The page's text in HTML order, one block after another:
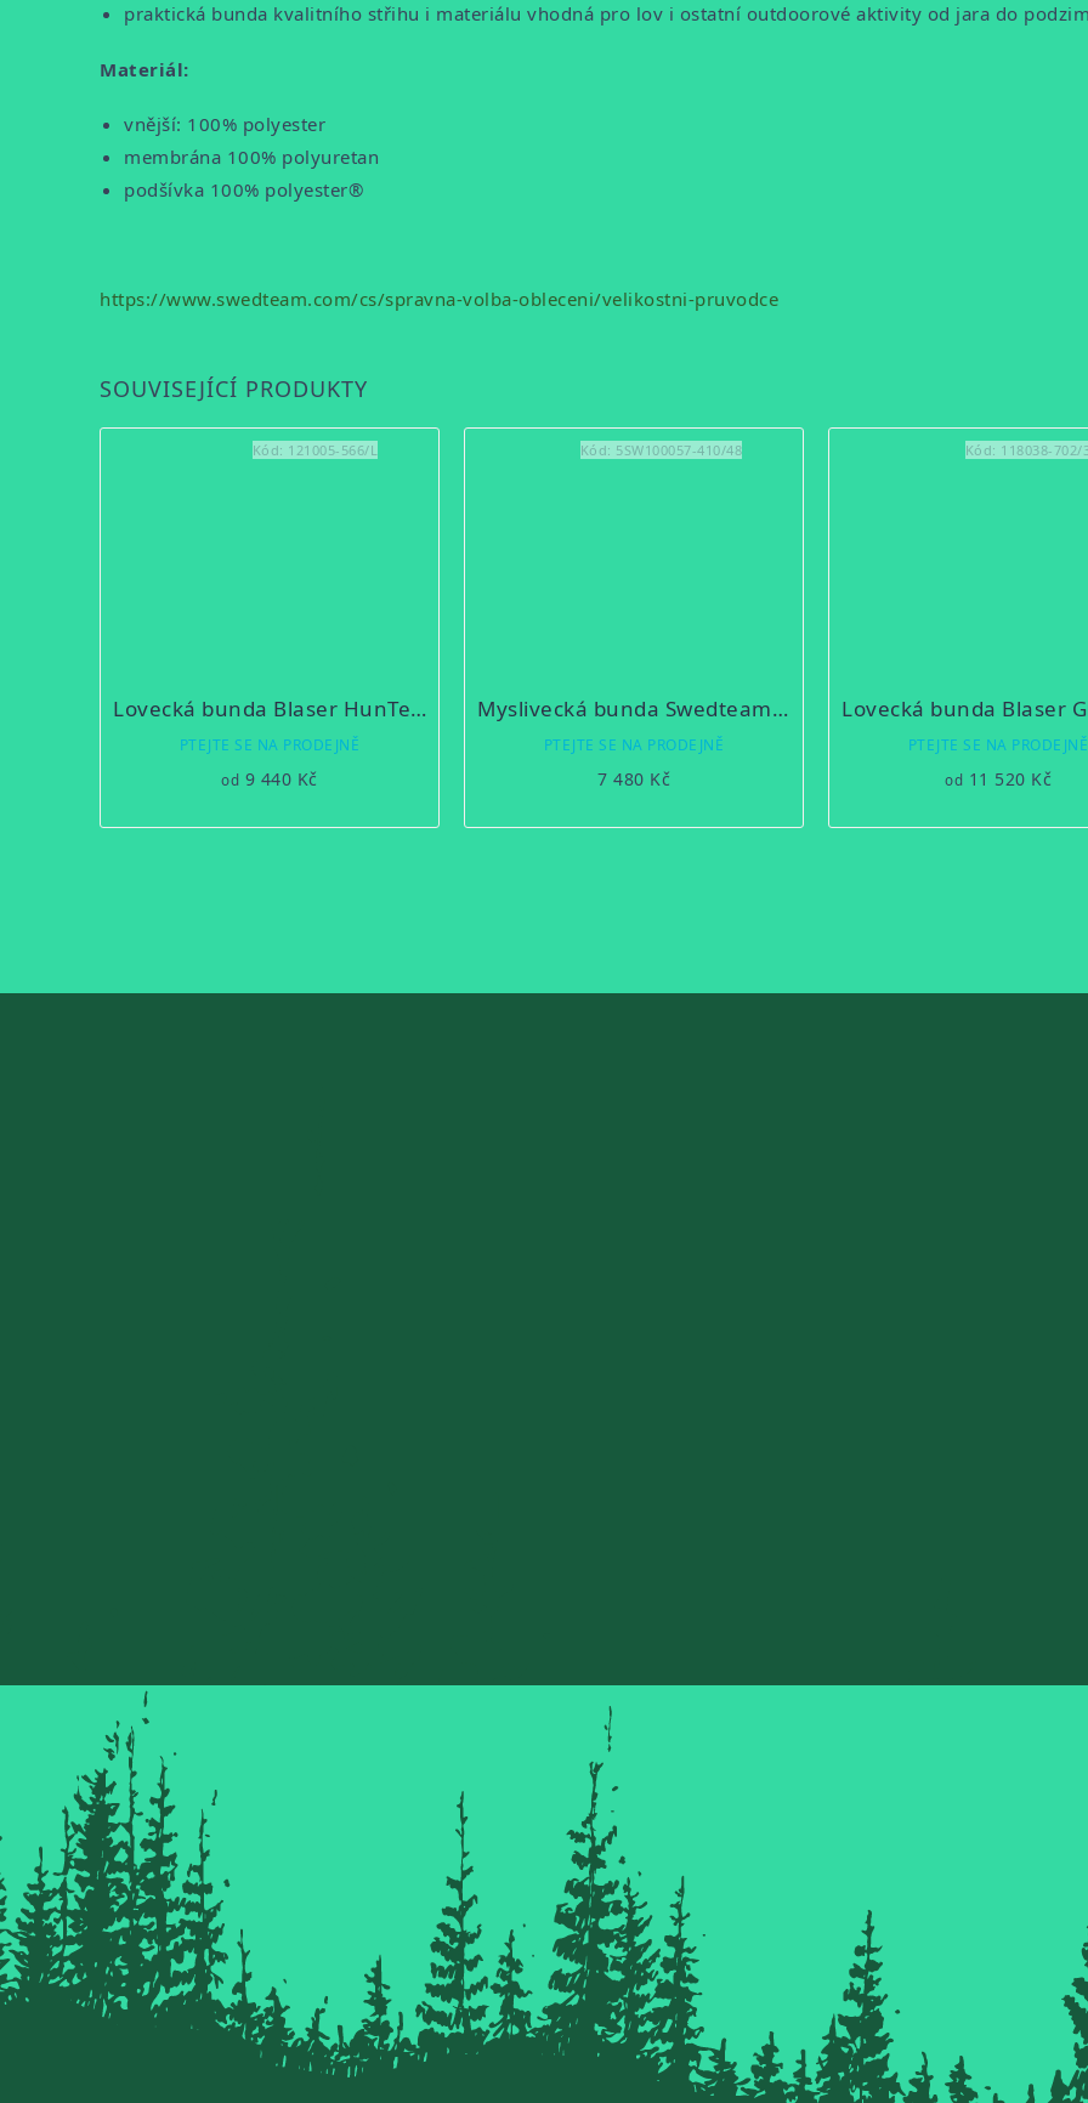
praktická bunda kvalitního střihu i materiálu vhodná pro lov i ostatní outdoorové aktivity od jara do
Materiál:
vnější: 100% polyester
membrána 100% polyuretan
podšívka 100% polyester®
https://www.swedteam.com/cs/spravna-volba-obleceni/velikostni-pruvodce
SOUVISEJÍCÍ PRODUKTY
Lovecká bunda Blaser HunTec Supervisor
PTEJTE SE NA PRODEJNĚ
od 9 440 Kč
Kód: 121005-566/L
Myslivecká bunda Swedteam RIDGE PRO Desolve Veil
PTEJTE SE NA PRODEJNĚ
7 480 Kč
Kód: 5SW100057-410/48
PTEJTE SE NA PRODEJNĚ
od 11 520 Kč
Kód: 118038-702/